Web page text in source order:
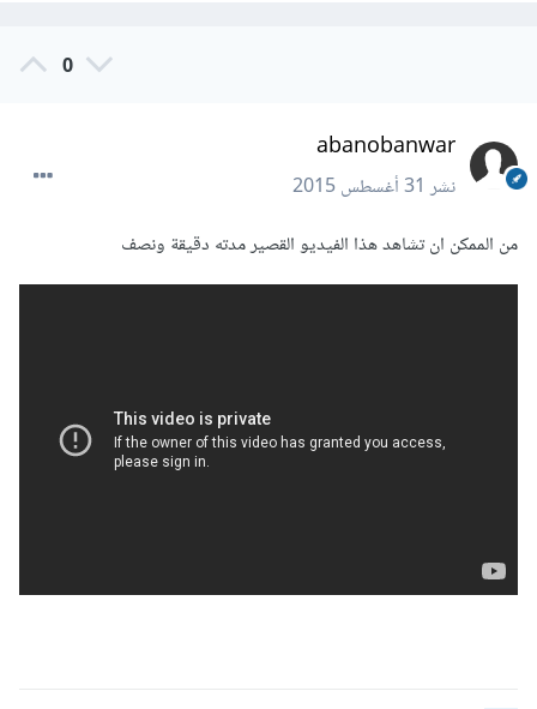
0
abanobanwar
نشر31 أغسطس 2015
من الممكن ان تشاهد هذا الفيديو القصير مدته دقيقة ونصف